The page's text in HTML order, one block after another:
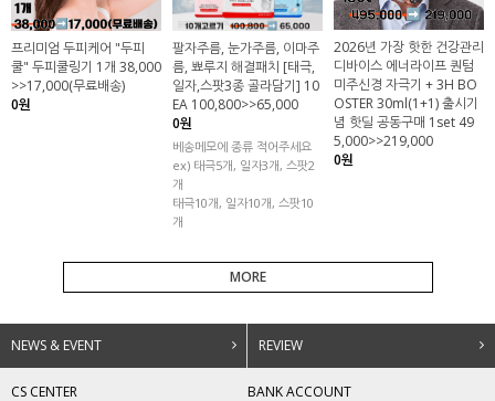
프리미엄 두피케어 "두피
쿨" 두피쿨링기 1개 38,000
>>17,000(무료배송)
0원
팔자주름, 눈가주름, 이마주
름, 뾰루지 해결패치 [태극,
일자,스팟3종 골라담기] 10
EA 100,800>>65,000
0원
베송메모에 종류 적어주세요
ex) 태극5개, 일자3개, 스팟2
개
태극10개, 일자10개, 스팟10
개
2026년 가장 핫한 건강관리
디바이스 에너라이프 퀀텀
미주신경 자극기 + 3H BO
OSTER 30ml(1+1) 출시기
념 핫딜 공동구매 1set 49
5,000>>219,000
0원
MORE
NEWS & EVENT REVIEW
CS CENTER BANK ACCOUNT